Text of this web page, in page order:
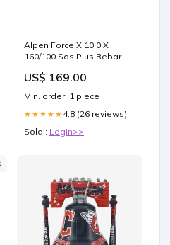
Alpen Force X 10.0 X
160/100 Sds Plus Rebar
Alp815010 Brad Nailer
Accessories
US$ 169.00
Min. order: 1 piece
★★★★★ 4.8 (26 reviews)
Sold : Login>>